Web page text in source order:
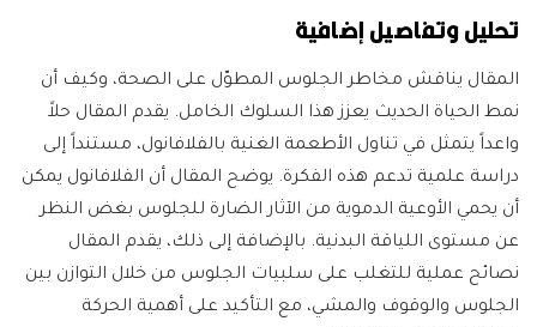
تحليل وتفاصيل إضافية
المقال يناقش مخاطر الجلوس المطوّل على الصحة، وكيف أن
نمط الحياة الحديث يعزز هذا السلوك الخامل. يقدم المقال حلاً
واعداً يتمثل في تناول الأطعمة الغنية بالفلافانول، مستنداً إلى
دراسة علمية تدعم هذه الفكرة. يوضح المقال أن الفلافانول يمكن
أن يحمي الأوعية الدموية من الآثار الضارة للجلوس بغض النظر
عن مستوى اللياقة البدنية. بالإضافة إلى ذلك، يقدم المقال
نصائح عملية للتغلب على سلبيات الجلوس من خلال التوازن بين
الجلوس والوقوف والمشي، مع التأكيد على أهمية الحركة